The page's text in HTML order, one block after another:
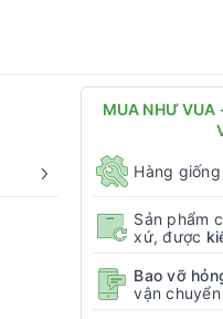
MUA NHƯ VUA
Hàng
Sản phẩm
xứ, được
Bao vỡ
vận